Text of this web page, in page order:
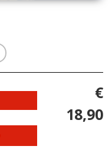
€
18,90